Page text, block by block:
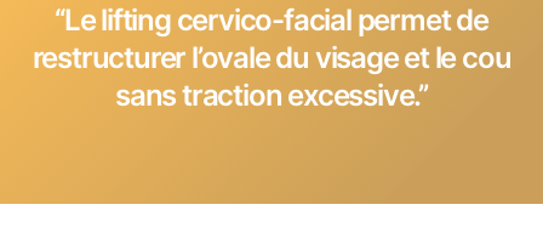
‘‘Le lifting cervico-facial permet de
restructurer l’ovale du visage et le cou
sans traction excessive.’’